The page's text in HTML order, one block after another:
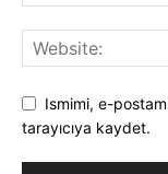
Ismimi, e-
tarayıcıya kaydet.